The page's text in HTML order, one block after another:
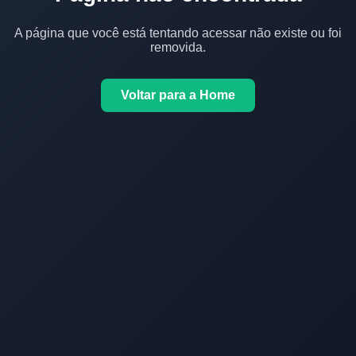
A página que você está tentando acessar não existe ou foi
removida.
Voltar para a Home